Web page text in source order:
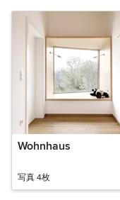
Wohnhaus
写真 4枚